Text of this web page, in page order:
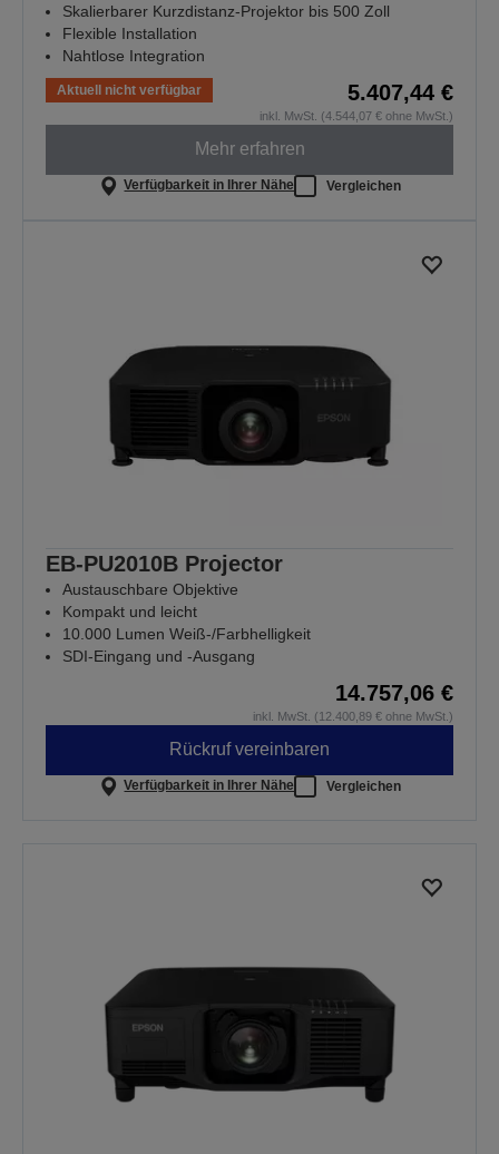
Skalierbarer Kurzdistanz-Projektor bis 500 Zoll
Flexible Installation
Nahtlose Integration
Aktuell nicht verfügbar 5.407,44 €
inkl. MwSt. (4.544,07 € ohne MwSt.)
Mehr erfahren
Verfügbarkeit in Ihrer Nähe Vergleichen
EB-PU2010B Projector
Austauschbare Objektive
Kompakt und leicht
10.000 Lumen Weiß-/Farbhelligkeit
SDI-Eingang und -Ausgang
14.757,06 €
inkl. MwSt. (12.400,89 € ohne MwSt.)
Rückruf vereinbaren
Verfügbarkeit in Ihrer Nähe Vergleichen